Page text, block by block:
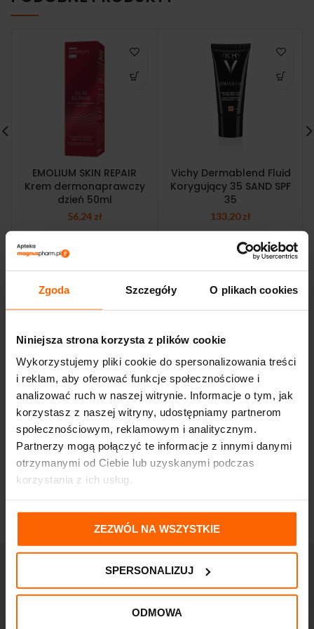
Zgoda Szczegóły O plikach cookies
Niniejsza strona korzysta z plików cookie
Wykorzystujemy pliki cookie do spersonalizowania treści
i reklam, aby oferować funkcje społecznościowe i
analizować ruch w naszej witrynie. Informacje o tym, jak
korzystasz z naszej witryny, udostępniamy partnerom
społecznościowym, reklamowym i analitycznym.
Partnerzy mogą połączyć te informacje z innymi danymi
otrzymanymi od Ciebie lub uzyskanymi podczas
korzystania z ich usług.
ZEZWÓL NA WSZYSTKIE
SPERSONALIZUJ
ODMOWA
EMOLIUM SKIN REPAIR
Krem dermonaprawczy
dzień 50ml
56,24 zł
Vichy Dermablend Fluid
Korygujący 35 SAND SPF
35
133,20zł